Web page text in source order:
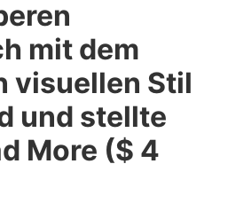
mit dem
visuellen Stil
und stellte
More ($ 4